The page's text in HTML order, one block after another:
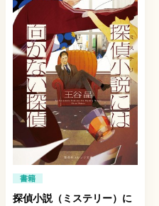
書籍
探偵小説（ミステリー）に